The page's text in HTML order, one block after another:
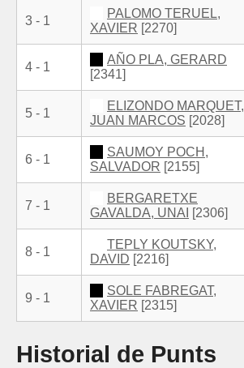
3 - 1
PALOMO TERUEL,
XAVIER [2270]
4 - 1
AÑO PLA, GERARD
[2341]
5 - 1
ELIZONDO MARQUET,
JUAN MARCOS [2028]
6 - 1
SAUMOY POCH,
SALVADOR [2155]
7 - 1
BERGARETXE
GAVALDA, UNAI
[2306]
8 - 1
TEPLY KOUTSKY,
DAVID [2216]
9 - 1
SOLE FABREGAT,
XAVIER [2315]
Historial de Punts